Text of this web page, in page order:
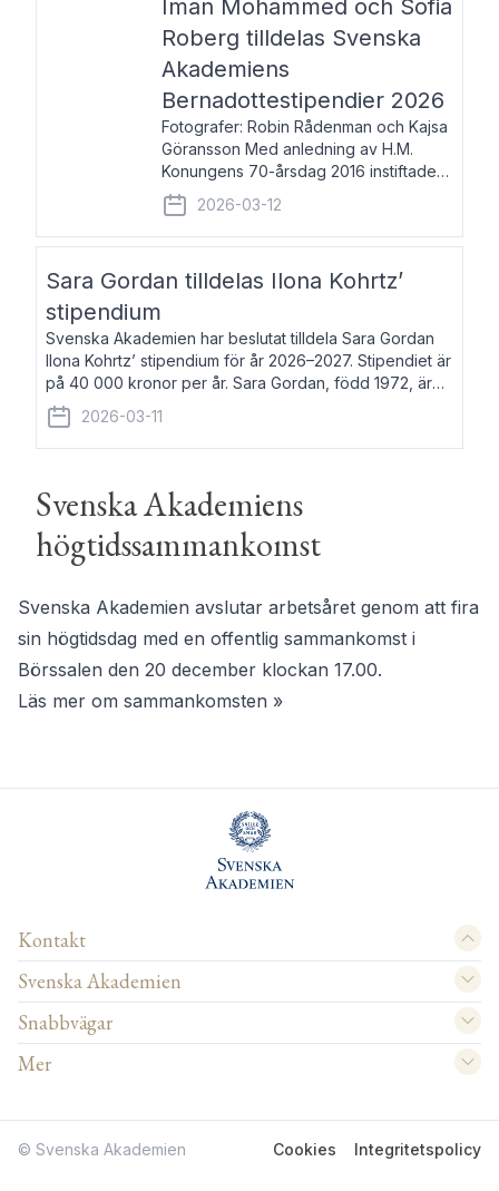
Iman Mohammed och Sofia
Roberg tilldelas Svenska
Akademiens
Bernadottestipendier 2026
Fotografer: Robin Rådenman och Kajsa
Göransson Med anledning av H.M.
Konungens 70-årsdag 2016 instiftade
fem av de kungliga akademierna det så
kallade Bernadotteprogrammet med
syfte att genom stipendier erbjuda stöd
2026-03-12
Sara Gordan tilldelas Ilona Kohrtz’
stipendium
Svenska Akademien har beslutat tilldela Sara Gordan
Ilona Kohrtz’ stipendium för år 2026–2027. Stipendiet är
på 40 000 kronor per år. Sara Gordan, född 1972, är
författare och översättare. Hon debuterade 2006 med
det prosalyriska verket En
2026-03-11
Svenska Akademiens
högtidssammankomst
Svenska Akademien avslutar arbetsåret genom att fira
sin högtidsdag med en offentlig sammankomst i
Börssalen den 20 december klockan 17.00.
Läs mer om sammankomsten »
Kontakt
Svenska Akademien
Snabbvägar
Mer
© Svenska Akademien Cookies Integritetspolicy